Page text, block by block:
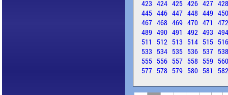
423 424 425 426 427
445 446 447 448 449
467 468 469 470 471
489 490 491 492 493
511 512 513 514 515
533 534 535 536 537
555 556 557 558 559
577 578 579 580 581